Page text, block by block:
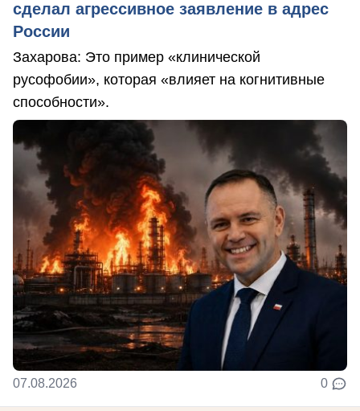
сделал агрессивное заявление в адрес
России
Захарова: Это пример «клинической
русофобии», которая «влияет на когнитивные
способности».
07.08.2026 0